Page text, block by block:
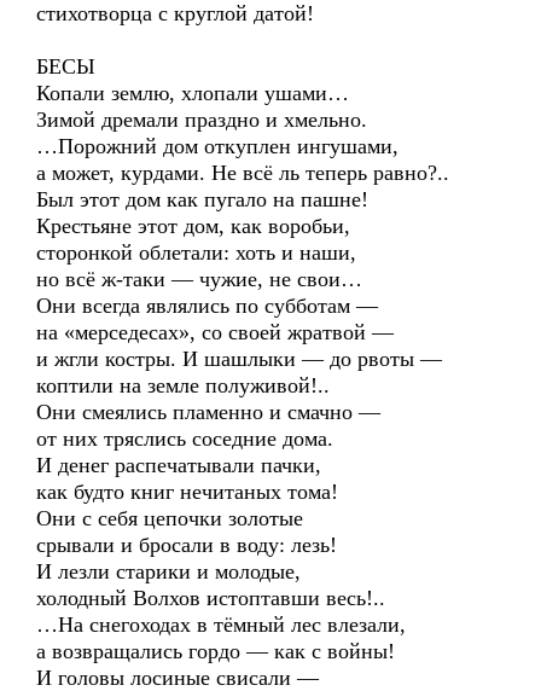
стихотворца с круглой датой!
БЕСЫ
Копали землю, хлопали ушами…
Зимой дремали праздно и хмельно.
…Порожний дом откуплен ингушами,
а может, курдами. Не всё ль теперь равно?..
Был этот дом как пугало на пашне!
Крестьяне этот дом, как воробьи,
сторонкой облетали: хоть и наши,
но всё ж-таки — чужие, не свои…
Они всегда являлись по субботам —
на «мерседесах», со своей жратвой —
и жгли костры. И шашлыки — до рвоты —
коптили на земле полуживой!..
Они смеялись пламенно и смачно —
от них тряслись соседние дома.
И денег распечатывали пачки,
как будто книг нечитаных тома!
Они с себя цепочки золотые
срывали и бросали в воду: лезь!
И лезли старики и молодые,
холодный Волхов истоптавши весь!..
…На снегоходах в тёмный лес влезали,
а возвращались гордо — как с войны!
И головы лосиные свисали —